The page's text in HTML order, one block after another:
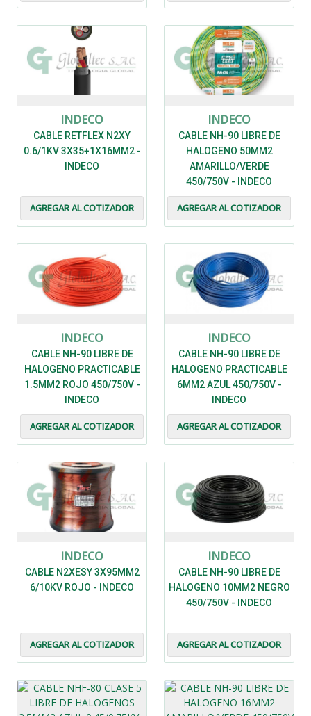
INDECO
CABLE RETFLEX N2XY
0.6/1KV 3X35+1X16MM2 -
INDECO
AGREGAR AL COTIZADOR
INDECO
CABLE NH-90 LIBRE DE
HALOGENO 50MM2
AMARILLO/VERDE
450/750V - INDECO
AGREGAR AL COTIZADOR
INDECO
CABLE NH-90 LIBRE DE
HALOGENO PRACTICABLE
1.5MM2 ROJO 450/750V -
INDECO
AGREGAR AL COTIZADOR
INDECO
CABLE NH-90 LIBRE DE
HALOGENO PRACTICABLE
6MM2 AZUL 450/750V -
INDECO
AGREGAR AL COTIZADOR
INDECO
CABLE N2XESY 3X95MM2
6/10KV ROJO - INDECO
AGREGAR AL COTIZADOR
INDECO
CABLE NH-90 LIBRE DE
HALOGENO 10MM2 NEGRO
450/750V - INDECO
AGREGAR AL COTIZADOR